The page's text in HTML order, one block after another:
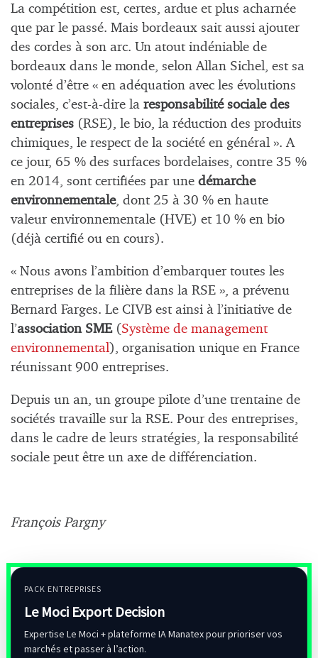
La compétition est, certes, ardue et plus acharnée
que par le passé. Mais bordeaux sait aussi ajouter
des cordes à son arc. Un atout indéniable de
bordeaux dans le monde, selon Allan Sichel, est sa
volonté d’être « en adéquation avec les évolutions
sociales, c’est-à-dire la responsabilité sociale des
entreprises (RSE), le bio, la réduction des produits
chimiques, le respect de la société en général ». A
ce jour, 65 % des surfaces bordelaises, contre 35 %
en 2014, sont certifiées par une démarche
environnementale, dont 25 à 30 % en haute
valeur environnementale (HVE) et 10 % en bio
(déjà certifié ou en cours).
« Nous avons l’ambition d’embarquer toutes les
entreprises de la filière dans la RSE », a prévenu
Bernard Farges. Le CIVB est ainsi à l’initiative de
l’association SME(Système de management
environnemental ), organisation unique en France
réunissant 900 entreprises.
Depuis un an, un groupe pilote d’une trentaine de
sociétés travaille sur la RSE. Pour des entreprises,
dans le cadre de leurs stratégies, la responsabilité
sociale peut être un axe de différenciation.
François Pargny
PACK ENTREPRISES
Le Moci Export Decision
Expertise Le Moci + plateforme IA Manatex pour prioriser vos
marchés et passer à l’action.